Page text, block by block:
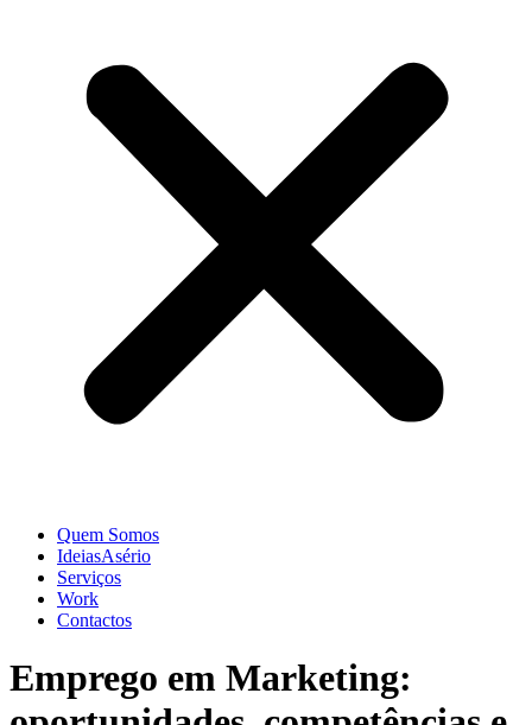
Quem Somos
IdeiasAsério
Serviços
Work
Contactos
Emprego em Marketing: